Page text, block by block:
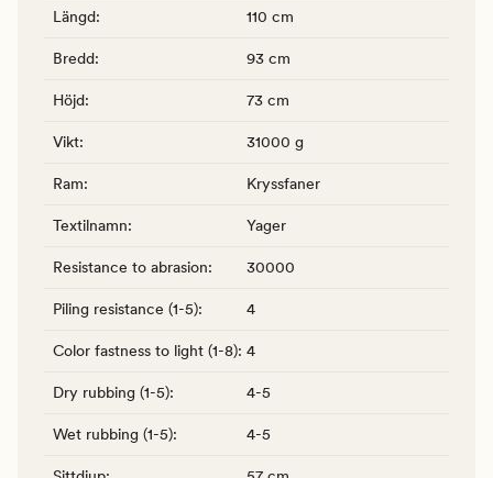
Längd: 110 cm
Bredd: 93 cm
Höjd: 73 cm
Vikt: 31000 g
Ram: Kryssfaner
Textilnamn: Yager
Resistance to abrasion: 30000
Piling resistance (1-5): 4
Color fastness to light (1-8): 4
Dry rubbing (1-5): 4-5
Wet rubbing (1-5): 4-5